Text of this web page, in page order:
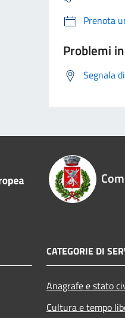
Prenota
Problemi
Segnala
CATEGORIE DI
Anagrafe e stato
Cultura e tempo